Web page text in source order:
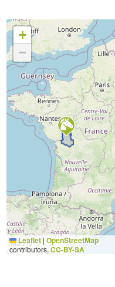
+
−
Leaflet | OpenStreetMap
contributors,CC-BY-SA